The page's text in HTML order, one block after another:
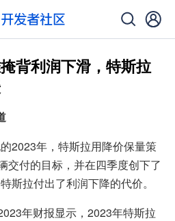
背利润下滑，特斯拉
2023年，特斯拉用降价保量策
交付的目标，并在四季度创下了
斯拉付出了利润下降的代价。
年财报显示，2023年特斯拉